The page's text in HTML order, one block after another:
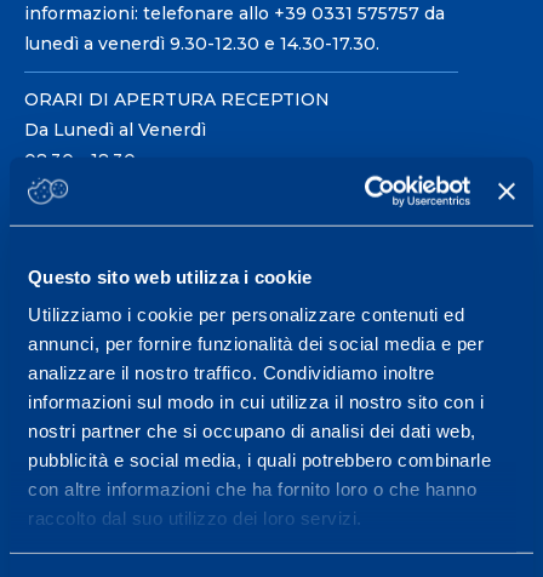
Questo sito web utilizza i cookie
Utilizziamo i cookie per personalizzare contenuti ed
annunci, per fornire funzionalità dei social media e per
analizzare il nostro traffico. Condividiamo inoltre
informazioni sul modo in cui utilizza il nostro sito con i
nostri partner che si occupano di analisi dei dati web,
pubblicità e social media, i quali potrebbero combinarle
con altre informazioni che ha fornito loro o che hanno
raccolto dal suo utilizzo dei loro servizi.
informazioni: telefonare allo +39 0331 575757 da
lunedì a venerdì 9.30-12.30 e 14.30-17.30.
ORARI DI APERTURA RECEPTION
Da Lunedì al Venerdì
08.30 - 18.30
Centro servizi per l'alta
prestazione ed il
wellness.
Maggiori informazioni
Servizi
Servizi Medici
Test di valutazione